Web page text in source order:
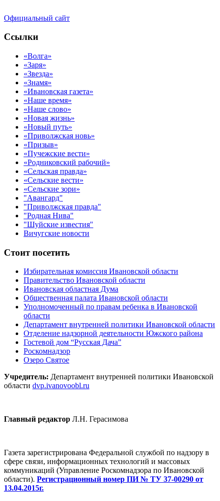
Официальный сайт
Ссылки
«Волга»
«Заря»
«Звезда»
«Знамя»
«Ивановская газета»
«Наше время»
«Наше слово»
«Новая жизнь»
«Новый путь»
«Приволжская новь»
«Призыв»
«Пучежские вести»
«Родниковский рабочий»
«Сельская правда»
«Сельские вести»
«Сельские зори»
"Авангард"
"Приволжская правда"
"Родная Нива"
"Шуйские известия"
Вичугские новости
Стоит посетить
Избирательная комиссия Ивановской области
Правительство Ивановской области
Ивановская областная Дума
Общественная палата Ивановской области
Уполномоченный по правам ребенка в Ивановской
области
Департамент внутренней политики Ивановской области
Отделение надзорной деятельности Южского района
Гостевой дом “Русская Дача”
Роскомнадзор
Озеро Святое
Учредитель: Департамент внутренней политики Ивановской
области dvp.ivanovoobl.ru
Главный редактор Л.Н. Герасимова
Газета зарегистрирована Федеральной службой по надзору в
сфере связи, информационных технологий и массовых
коммуникаций (Управление Роскомнадзора по Ивановской
области). Регистрационный номер ПИ № ТУ 37-00290 от
13.04.2015г.